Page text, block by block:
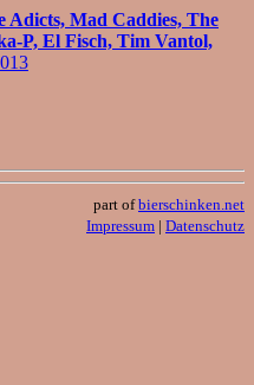
Adicts, Mad Caddies, The
P, El Fisch, Tim Vantol,
part ofbierschinken.net
Impressum | Datenschutz